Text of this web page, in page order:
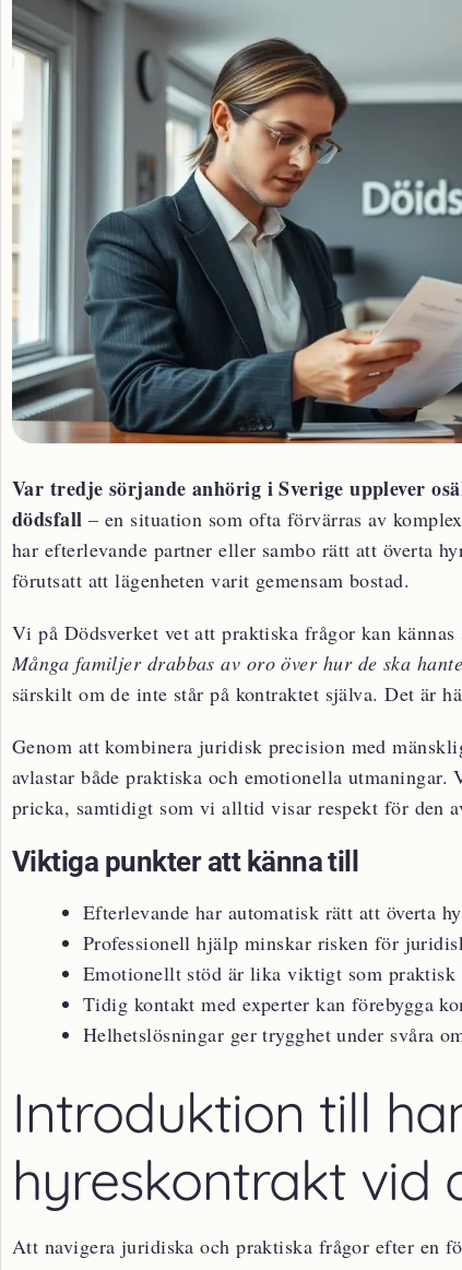
Var tredje sörjande anhörig i Sverige upplever
dödsfall – en situation som ofta förvärras av
har efterlevande partner eller sambo rätt att överta
förutsatt att lägenheten varit gemensam bostad.
Vi på Dödsverket vet att praktiska frågor kan
Många familjer drabbas av oro över hur de ska
särskilt om de inte står på kontraktet själva. Det är
Genom att kombinera juridisk precision med
avlastar både praktiska och emotionella
pricka, samtidigt som vi alltid visar respekt för den
Viktiga punkter att känna till
Efterlevande har automatisk rätt att överta
Professionell hjälp minskar risken för
Emotionellt stöd är lika viktigt som praktisk
Tidig kontakt med experter kan förebygga
Helhetslösningar ger trygghet under svåra
Introduktion till
hyreskontrakt vid
Att navigera juridiska och praktiska frågor efter en